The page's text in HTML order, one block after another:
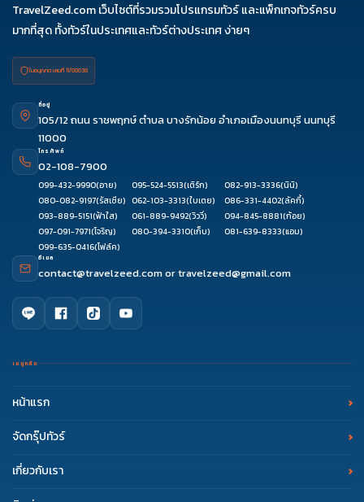
TravelZeed.com เว็บไซต์ที่รวมรวมโปรแกรมทัวร์ และแพ็กเกจทัวร์ครบ
มากที่สุด ทั้งทัวร์ในประเทศและทัวร์ต่างประเทศ ง่ายๆ
ใบอนุญาต เลขที่ 11/08038
ที่อยู่
105/12 ถนน ราชพฤกษ์ ตำบล บางรักน้อย อำเภอเมืองนนทบุรี นนทบุรี
11000
โทรศัพท์
02-108-7900
099-432-9990(อาย) 095-524-5513(เติร์ก) 082-913-3336(นินิ)
080-082-9197(รัสเซีย) 062-103-3313(ใบเตย) 086-331-4402(ลัคกี้)
093-889-5151(ฟ้าใส) 061-889-9492(วิววี่) 094-845-8881(ก้อย)
097-091-7971(โจริญ) 080-394-3310(เก็บ) 081-639-8333(แอม)
099-635-0416(โฟล์ค)
อีเมล
contact@travelzeed.comortravelzeed@gmail.com
เมนูหลัก
หน้าแรก
จัดกรุ๊ปทัวร์
เกี่ยวกับเรา